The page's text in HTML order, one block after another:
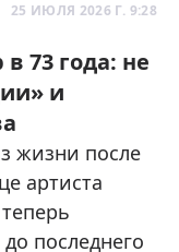
25 ИЮЛЯ 2026 Г. 9:28
73 года: не
и
жизни после
артиста
последнего